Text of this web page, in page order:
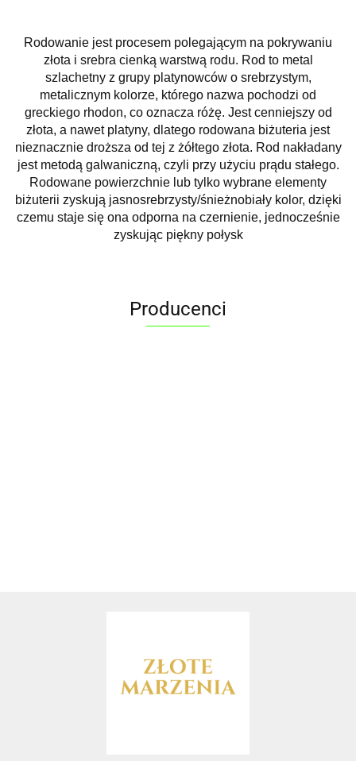
Rodowanie jest procesem polegającym na pokrywaniu
złota i srebra cienką warstwą rodu. Rod to metal
szlachetny z grupy platynowców o srebrzystym,
metalicznym kolorze, którego nazwa pochodzi od
greckiego rhodon, co oznacza różę. Jest cenniejszy od
złota, a nawet platyny, dlatego rodowana biżuteria jest
nieznacznie droższa od tej z żółtego złota. Rod nakładany
jest metodą galwaniczną, czyli przy użyciu prądu stałego.
Rodowane powierzchnie lub tylko wybrane elementy
biżuterii zyskują jasnosrebrzysty/śnieżnobiały kolor, dzięki
czemu staje się ona odporna na czernienie, jednocześnie
zyskując piękny połysk
Producenci